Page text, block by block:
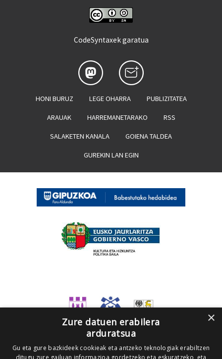
CodeSyntaxek garatua
HONI BURUZ LEGE OHARRA PUBLIZITATEA
ARAUAK HARREMANETARAKO RSS
SALAKETEN KANALA GOIENA TALDEA
GUREKIN LAN EGIN
×
Zure datuen erabilera
arduratsua
Gu eta gure bazkideek cookieak eta antzeko teknologiak erabiltzen
ditugu zure gailuan informazioa gordetzeko eta eskuratzeko, eta